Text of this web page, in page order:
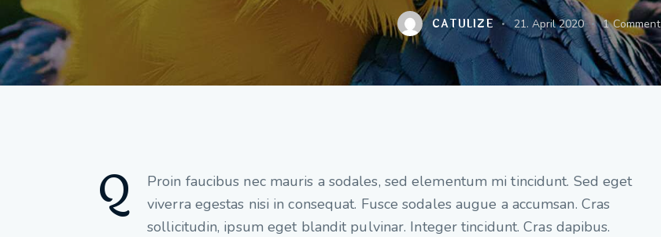
CATULIZE 21. April 2020 1 Comment
Q
Proin faucibus nec mauris a sodales, sed elementum mi tincidunt. Sed eget
viverra egestas nisi in consequat. Fusce sodales augue a accumsan. Cras
sollicitudin, ipsum eget blandit pulvinar. Integer tincidunt. Cras dapibus.